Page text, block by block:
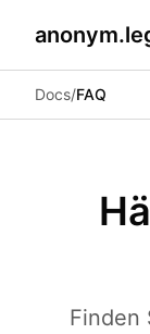
George Curta
Docs/FAQ
Finden